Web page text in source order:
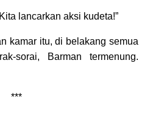
lancarkan aksi kudeta!”
kamar itu, di belakang semua
sorai, Barman termenung.
***